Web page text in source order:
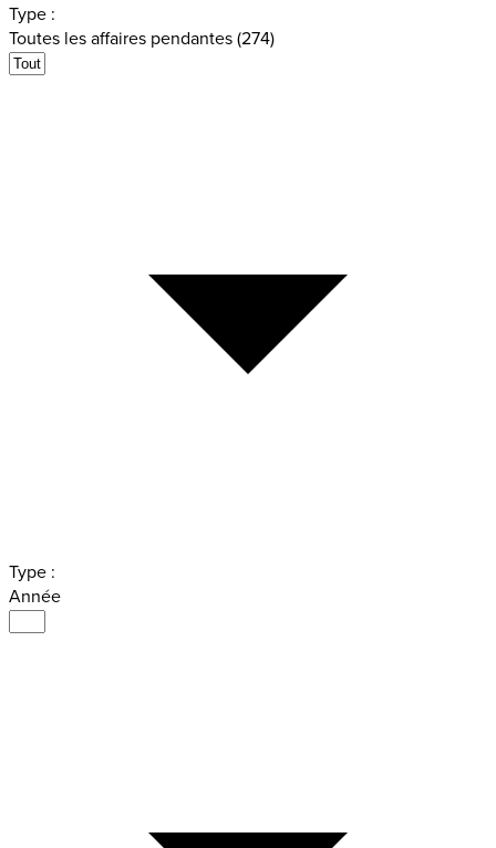
Type :
Toutes les affaires pendantes (274)
Type :
Année